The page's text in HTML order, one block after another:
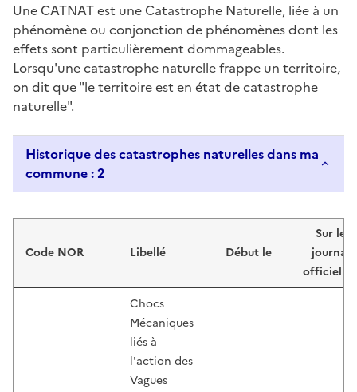
Une CATNAT est une Catastrophe Naturelle, liée à un
phénomène ou conjonction de phénomènes dont les
effets sont particulièrement dommageables.
Lorsqu'une catastrophe naturelle frappe un territoire,
on dit que "le territoire est en état de catastrophe
naturelle".
Historique des catastrophes naturelles dans ma
commune : 2
Code NOR Libellé Début le
Sur le
journal
officiel
Chocs
Mécaniques
liés à
l'action des
Vagues